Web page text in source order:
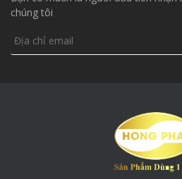
chúng tôi